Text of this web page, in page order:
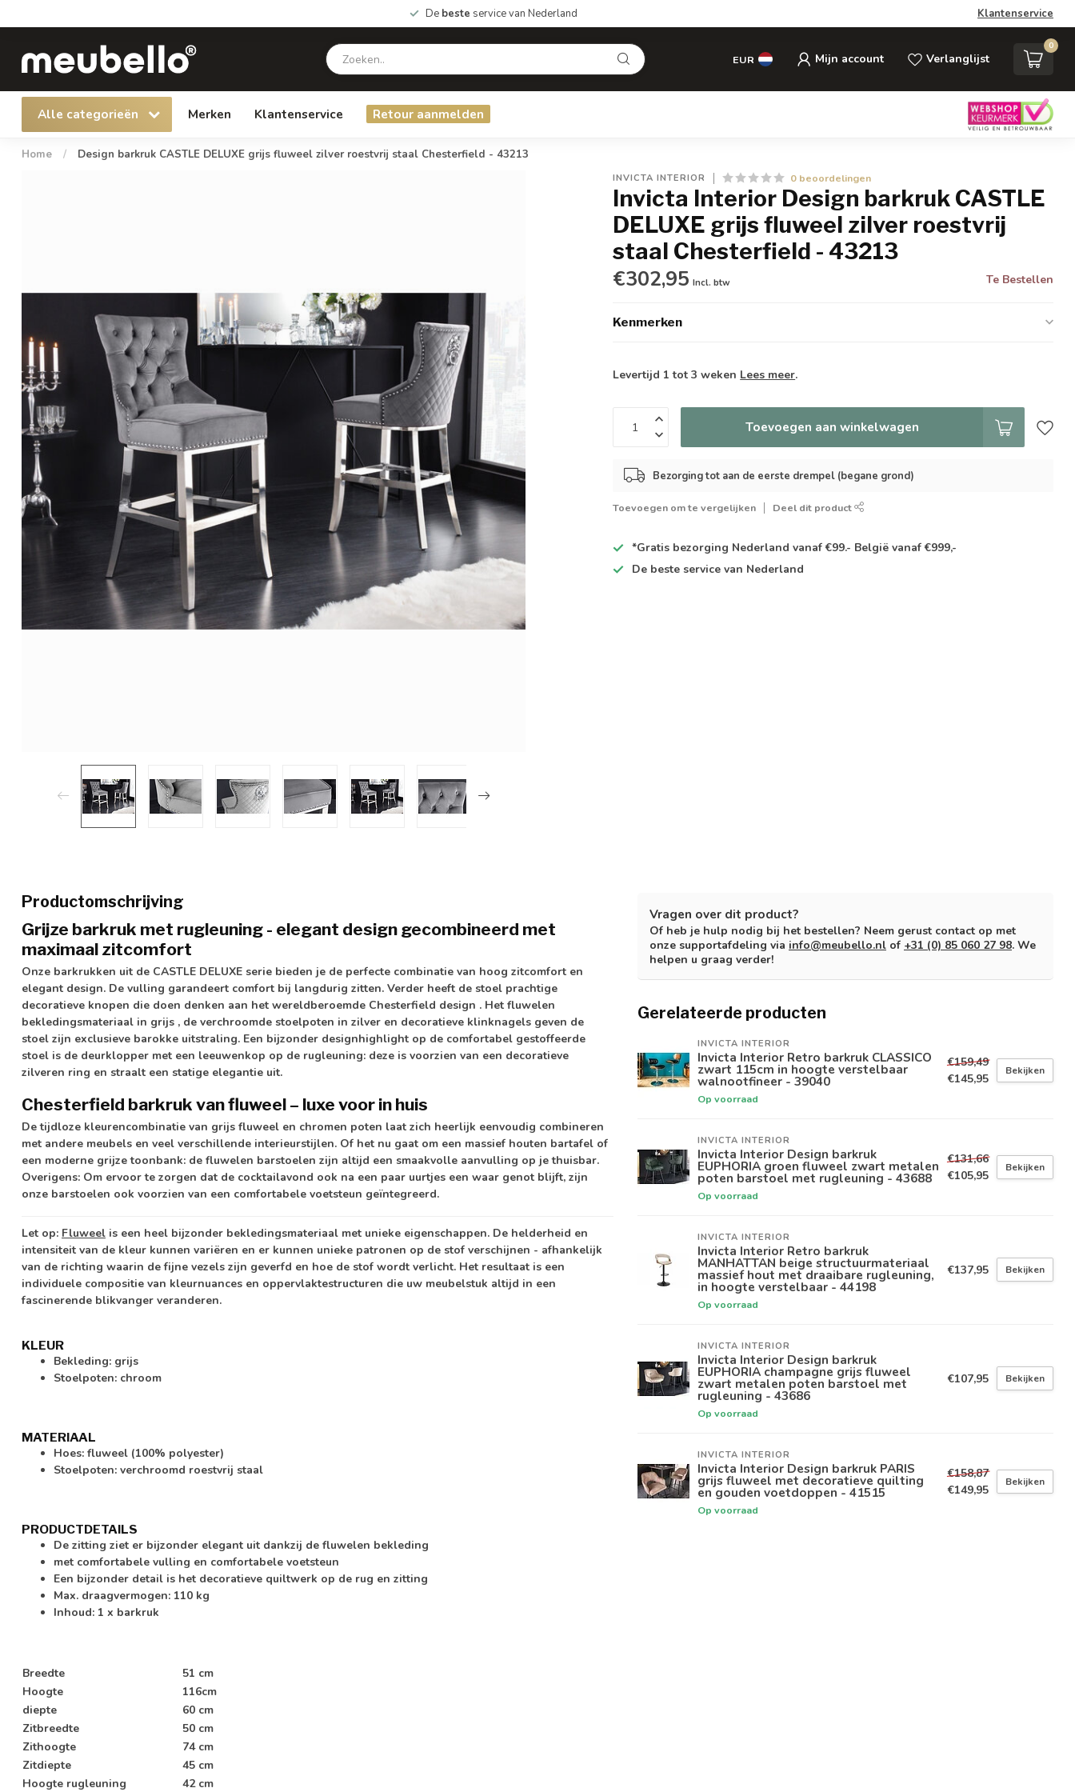
De beste service van Nederland Klantenservice
EUR Mijn account Verlanglijst
0
Alle categorieën Merken Klantenservice Retour aanmelden
Home / Design barkruk CASTLE DELUXE grijs fluweel zilver roestvrij staal Chesterfield - 43213
INVICTA INTERIOR 0 beoordelingen
Invicta Interior Design barkruk CASTLE
DELUXE grijs fluweel zilver roestvrij
staal Chesterfield - 43213
€302,95 Incl. btw Te Bestellen
Kenmerken
Levertijd 1 tot 3 weken Lees meer.
Toevoegen aan winkelwagen
Bezorging tot aan de eerste drempel (begane grond)
Toevoegen om te vergelijken Deel dit product
*Gratis bezorging Nederland vanaf €99.- België vanaf €999,-
De beste service van Nederland
Productomschrijving
Grijze barkruk met rugleuning - elegant design gecombineerd met
maximaal zitcomfort
Onze barkrukken uit de CASTLE DELUXE serie bieden je de perfecte combinatie van hoog zitcomfort en
elegant design. De vulling garandeert comfort bij langdurig zitten. Verder heeft de stoel prachtige
decoratieve knopen die doen denken aan het wereldberoemde Chesterfield design . Het fluwelen
bekledingsmateriaal in grijs , de verchroomde stoelpoten in zilver en decoratieve klinknagels geven de
stoel zijn exclusieve barokke uitstraling. Een bijzonder designhighlight op de comfortabel gestoffeerde
stoel is de deurklopper met een leeuwenkop op de rugleuning: deze is voorzien van een decoratieve
zilveren ring en straalt een statige elegantie uit.
Chesterfield barkruk van fluweel – luxe voor in huis
De tijdloze kleurencombinatie van grijs fluweel en chromen poten laat zich heerlijk eenvoudig combineren
met andere meubels en veel verschillende interieurstijlen. Of het nu gaat om een massief houten bartafel of
een moderne grijze toonbank: de fluwelen barstoelen zijn altijd een smaakvolle aanvulling op je thuisbar.
Overigens: Om ervoor te zorgen dat de cocktailavond ook na een paar uurtjes een waar genot blijft, zijn
onze barstoelen ook voorzien van een comfortabele voetsteun geïntegreerd.
Let op: Fluweel is een heel bijzonder bekledingsmateriaal met unieke eigenschappen. De helderheid en
intensiteit van de kleur kunnen variëren en er kunnen unieke patronen op de stof verschijnen - afhankelijk
van de richting waarin de fijne vezels zijn geverfd en hoe de stof wordt verlicht. Het resultaat is een
individuele compositie van kleurnuances en oppervlaktestructuren die uw meubelstuk altijd in een
fascinerende blikvanger veranderen.
KLEUR
Bekleding: grijs
Stoelpoten: chroom
MATERIAAL
Hoes: fluweel (100% polyester)
Stoelpoten: verchroomd roestvrij staal
PRODUCTDETAILS
De zitting ziet er bijzonder elegant uit dankzij de fluwelen bekleding
met comfortabele vulling en comfortabele voetsteun
Een bijzonder detail is het decoratieve quiltwerk op de rug en zitting
Max. draagvermogen: 110 kg
Inhoud: 1 x barkruk
Breedte
51 cm
Hoogte
116cm
diepte
60 cm
Zitbreedte
50 cm
Zithoogte
74 cm
Zitdiepte
45 cm
Hoogte rugleuning
42 cm
Vragen over dit product?
Of heb je hulp nodig bij het bestellen? Neem gerust contact op met
onze supportafdeling via info@meubello.nl of +31 (0) 85 060 27 98. We
helpen u graag verder!
Gerelateerde producten
INVICTA INTERIOR
Invicta Interior Retro barkruk CLASSICO
zwart 115cm in hoogte verstelbaar
walnootfineer - 39040
Op voorraad
€159,49
€145,95
Bekijken
INVICTA INTERIOR
Invicta Interior Design barkruk
EUPHORIA groen fluweel zwart metalen
poten barstoel met rugleuning - 43688
Op voorraad
€131,66
€105,95
Bekijken
INVICTA INTERIOR
Invicta Interior Retro barkruk
MANHATTAN beige structuurmateriaal
massief hout met draaibare rugleuning,
in hoogte verstelbaar - 44198
Op voorraad
€137,95 Bekijken
INVICTA INTERIOR
Invicta Interior Design barkruk
EUPHORIA champagne grijs fluweel
zwart metalen poten barstoel met
rugleuning - 43686
Op voorraad
€107,95 Bekijken
INVICTA INTERIOR
Invicta Interior Design barkruk PARIS
grijs fluweel met decoratieve quilting
en gouden voetdoppen - 41515
Op voorraad
€158,87
€149,95
Bekijken